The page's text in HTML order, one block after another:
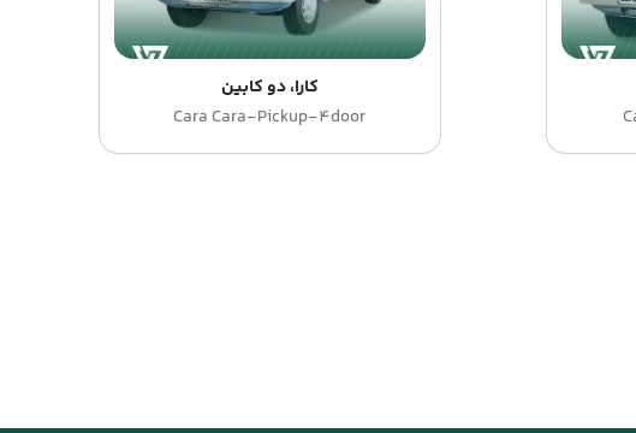
کارا، دو کابین
Cara Cara-Pickup-4door